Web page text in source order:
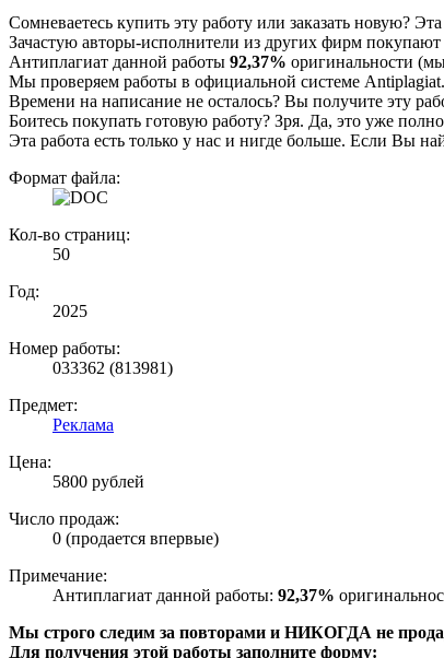
Сомневаетесь купить эту работу или заказать новую? Эта
Зачастую авторы-исполнители из других фирм
Антиплагиат данной работы 92,37% оригинальности
Мы проверяем работы в официальной системе
Времени на написание не осталось? Вы получите эту
Боитесь покупать готовую работу? Зря. Да, это уже
Эта работа есть только у нас и нигде больше. Если Вы
Формат файла:
Кол-во страниц:
50
Год:
2025
Номер работы:
033362 (813981)
Предмет:
Реклама
Цена:
5800 рублей
Число продаж:
0 (продается впервые)
Примечание:
Антиплагиат данной работы: 92,37%
Мы строго следим за повторами и НИКОГДА не
Для получения этой работы заполните форму: